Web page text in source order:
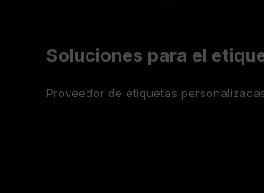
Soluciones para el
Proveedor de etiquetas